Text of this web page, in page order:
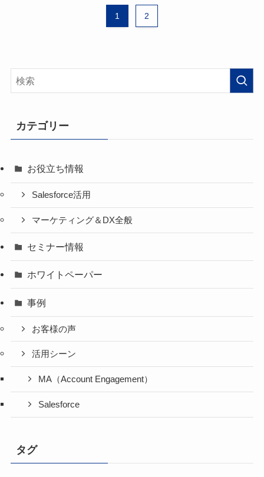
1 2
カテゴリー
お役立ち情報
Salesforce活用
マーケティング＆DX全般
セミナー情報
ホワイトペーパー
事例
お客様の声
活用シーン
MA（Account Engagement）
Salesforce
タグ